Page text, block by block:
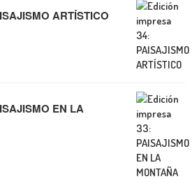
ARTÍSTICO
EN LA